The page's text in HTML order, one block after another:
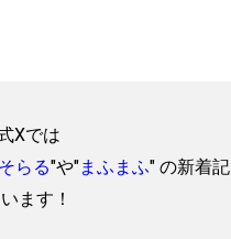
Xでは
そらる"や"まふまふ" の新着記
ます！